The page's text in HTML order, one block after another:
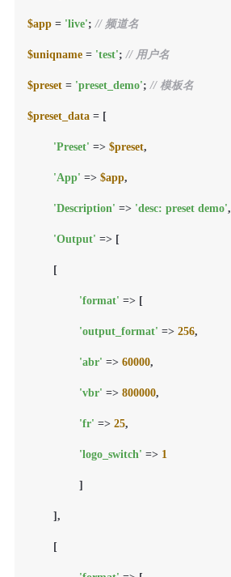
$app = 'live'; // 频道名
$uniqname = 'test'; // 用户名
$preset = 'preset_demo'; // 模板名
$preset_data = [
'Preset' => $preset,
'App' => $app,
'Description' => 'desc: preset demo',
'Output' => [
'format' => [
'output_format' => 256,
'abr' => 60000,
'vbr' => 800000,
'fr' => 25,
'logo_switch' => 1